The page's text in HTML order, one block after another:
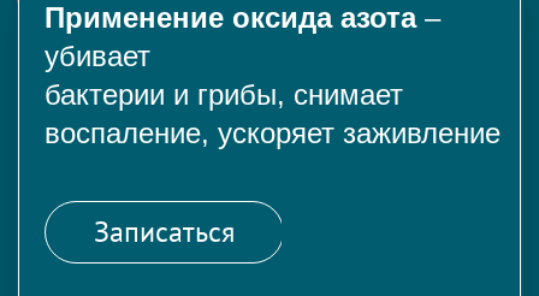
Применение оксида азота–
убивает
бактерии и грибы, снимает
воспаление, ускоряет заживление
Записаться